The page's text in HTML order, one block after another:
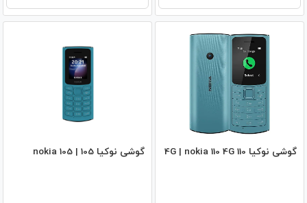
گوشی نوکیا 110 4G | nokia 110 4G گوشی نوکیا 105 | nokia 105